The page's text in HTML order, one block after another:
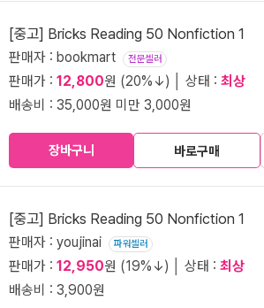
[중고] Bricks Reading 50 Nonfiction 1
판매자 : bookmart 전문셀러
판매가 : 12,800원 (20%↓) │ 상태 : 최상
배송비 : 35,000원 미만 3,000원
장바구니 바로구매
[중고] Bricks Reading 50 Nonfiction 1
판매자 : youjinai 파워셀러
판매가 : 12,950원 (19%↓) │ 상태 : 최상
배송비 : 3,900원